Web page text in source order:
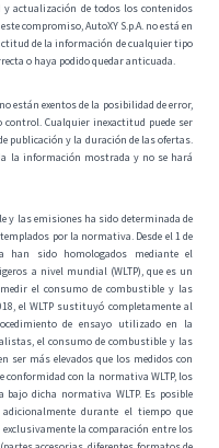
y actualización de todos los contenidos
compromiso, AutoXY S.p.A. no está en
de la información de cualquier tipo
o haya podido quedar anticuada.
están exentos de la posibilidad de error,
Cualquier inexactitud puede ser
publicación y la duración de las ofertas.
la información mostrada y no se hará
y las emisiones ha sido determinada de
por la normativa. Desde el 1 de
han sido homologados mediante el
a nivel mundial (WLTP), que es un
el consumo de combustible y las
el WLTP sustituyó completamente al
de ensayo utilizado en la
el consumo de combustible y las
ser más elevados que los medidos con
conformidad con la normativa WLTP, los
dicha normativa WLTP. Es posible
durante el tiempo que
la comparación entre los